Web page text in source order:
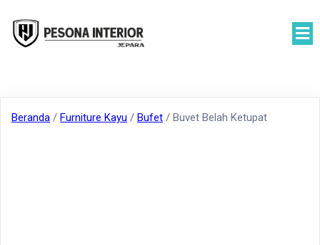
Beranda / Furniture Kayu / Bufet / Buvet Belah Ketupat